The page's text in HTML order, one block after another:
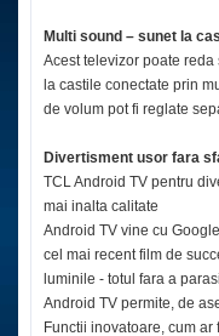
Multi sound – sunet la
Acest televizor poate reda
la castile conectate prin
de volum pot fi reglate
Divertisment usor fara
TCL Android TV pentru
mai inalta calitate
Android TV vine cu
cel mai recent film de
luminile - totul fara a
Android TV permite, de
Functii inovatoare, cum ar